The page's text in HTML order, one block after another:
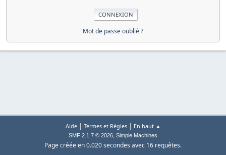
Mot de passe oublié ?
Aide| Termes et Règles| En haut ▲
SMF 2.1.7 © 2026, Simple Machines
Page créée en 0.020 secondes avec 16 requêtes.